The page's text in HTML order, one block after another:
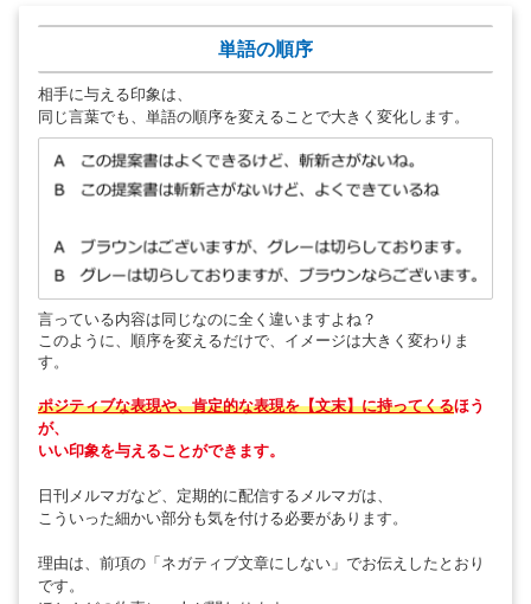
単語の順序
相手に与える印象は、
同じ言葉でも、単語の順序を変えることで大きく変化します。
言っている内容は同じなのに全く違いますよね？
このように、順序を変えるだけで、イメージは大きく変わりま
す。
ポジティブな表現や、肯定的な表現を【文末】に持ってくるほう
が、
いい印象を与えることができます。
日刊メルマガなど、定期的に配信するメルマガは、
こういった細かい部分も気を付ける必要があります。
理由は、前項の「ネガティブ文章にしない」でお伝えしたとおり
です。